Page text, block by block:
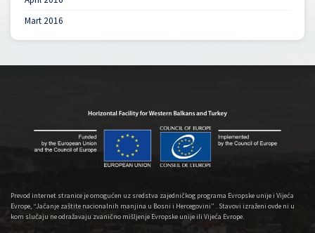
Mart 2016
Prevod internet stranice je omogućen uz sredstva zajedničkog programa Evropske unije i Vijeća
Evrope, “Jačanje zaštite nacionalnih manjina u Bosni i Hercegovini” . Stavovi izraženi ovde ni u
kom slučaju ne odražavaju zvanično mišljenje Evropske unije ili Vijeća Evrope.